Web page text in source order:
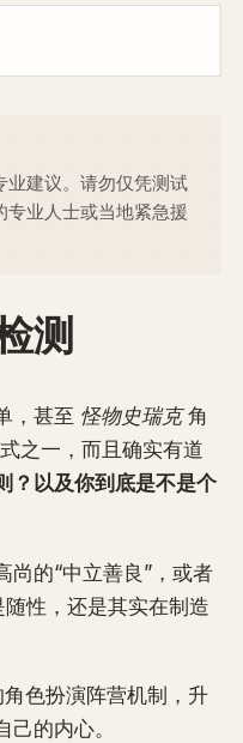
业建议。请勿仅凭测试
业人士或当地紧急援
测
，甚至 怪物史瑞克角
之一，而且确实有道
？ 以及你到底是不是个
尚的“中立善良”，或者
性，还是其实在制造
色扮演阵营机制，升
的内心。